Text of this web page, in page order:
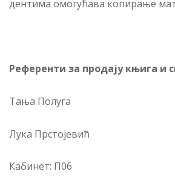
ден­ти­ма омо­гу­ћа­ва ко­пи­ра­ње
Ре­фе­рен­ти за про­да­ју књи­га и
Та­ња Полуга
Лука Прстојевић
Ка­би­нет: П06